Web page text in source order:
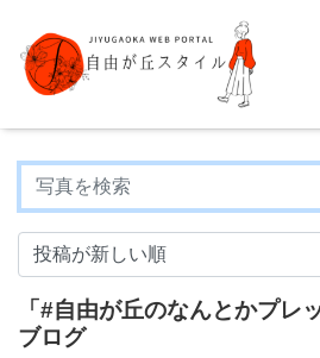
「#自由が丘のなんとかプレ
ブログ